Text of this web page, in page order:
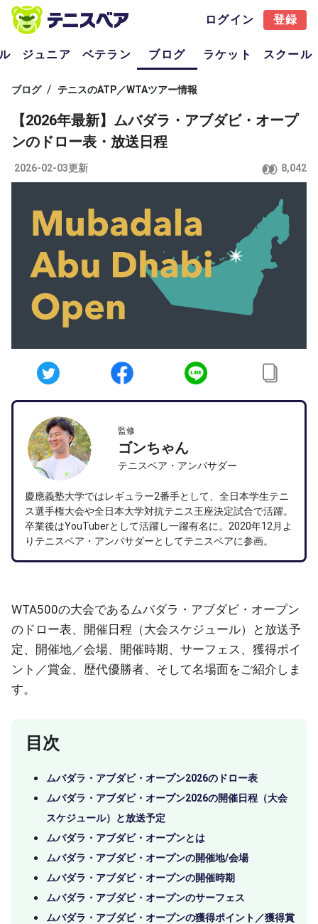
ログイン 登録
ジュニア ベテラン ブログ ラケット スクール
ブログ / テニスのATP／WTAツアー情報
【2026年最新】ムバダラ・アブダビ・オープ
ンのドロー表・放送日程
2026-02-03更新 8,042
監修
ゴンちゃん
テニスベア・アンバサダー
慶應義塾大学ではレギュラー2番手として、全日本学生テニ
ス選手権大会や全日本大学対抗テニス王座決定試合で活躍。
卒業後はYouTuberとして活躍し一躍有名に。2020年12月よ
りテニスベア・アンバサダーとしてテニスベアに参画。
WTA500の大会であるムバダラ・アブダビ・オープン
のドロー表、開催日程（大会スケジュール）と放送予
定、開催地／会場、開催時期、サーフェス、獲得ポイ
ント／賞金、歴代優勝者、そして名場面をご紹介しま
す。
目次
ムバダラ・アブダビ・オープン2026のドロー表
ムバダラ・アブダビ・オープン2026の開催日程（大会
スケジュール）と放送予定
ムバダラ・アブダビ・オープンとは
ムバダラ・アブダビ・オープンの開催地/会場
ムバダラ・アブダビ・オープンの開催時期
ムバダラ・アブダビ・オープンのサーフェス
ムバダラ・アブダビ・オープンの獲得ポイント／獲得賞